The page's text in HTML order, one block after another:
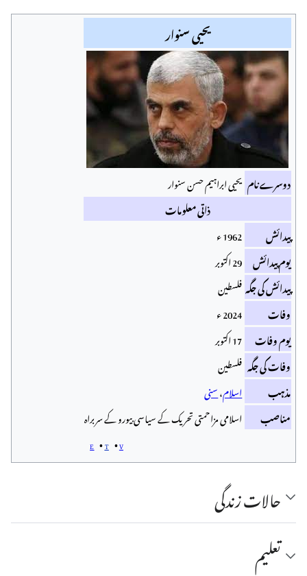
يحيى سنوار
دوسرے نام یحیی ابراہیم حسن سنوار
ذاتی معلومات
پیدائش
1962 ء
یوم پیدائش 29 اکتوبر
پیدائش کی جگہفلسطین
وفات
2024 ء
یوم وفات 17 اکتوبر
وفات کی جگہ فلسطین
مذہب
اسلام،سنی
مناصب
اسلامی مزاحمتی تحریک کے سیاسی بیورو کے سربراہ
v
t
e
حالات زندگی
تعلیم